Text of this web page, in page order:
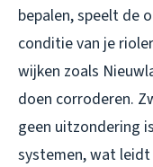
bepalen, speelt de
conditie van je
wijken zoals
doen corroderen.
geen uitzondering
systemen, wat